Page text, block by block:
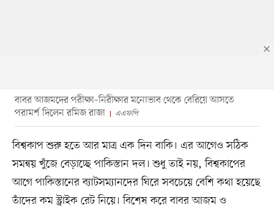
বাবর আজমদের পরীক্ষা–নিরীক্ষার মনোভাব থেকে বেরিয়ে আসতে
পরামর্শ দিলেন রমিজ রাজা
এএফপি
বিশ্বকাপ শুরু হতে আর মাত্র এক দিন বাকি। এর আগেও সঠিক
সমন্বয় খুঁজে বেড়াচ্ছে পাকিস্তান দল। শুধু তাই নয়, বিশ্বকাপের
আগে পাকিস্তানের ব্যাটসম্যানদের ঘিরে সবচেয়ে বেশি কথা হয়েছে
তাঁদের কম স্ট্রাইক রেট নিয়ে। বিশেষ করে বাবর আজম ও